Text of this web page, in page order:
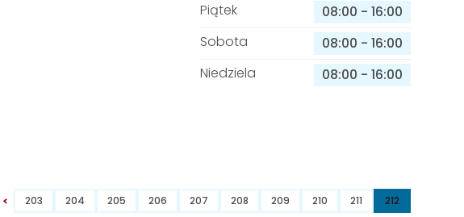
Piątek
08:00 - 16:00
Sobota
08:00 - 16:00
Niedziela
08:00 - 16:00
203 204 205 206 207 208 209 210 211 212